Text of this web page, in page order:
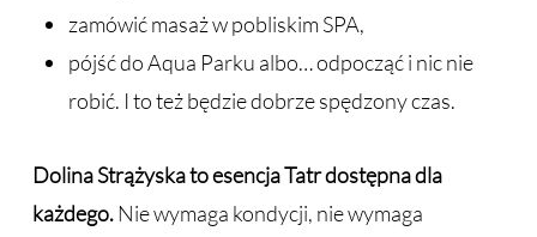
zamówić masaż w pobliskim SPA,
pójść do Aqua Parku albo… odpocząć i nic nie
robić. I to też będzie dobrze spędzony czas.
Dolina Strążyska to esencja Tatr dostępna dla
każdego.Nie wymaga kondycji, nie wymaga